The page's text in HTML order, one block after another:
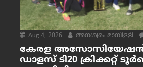
Aug 4, 2026 അനശ്വരം മാമ്പിള്ളി
കേരള
ഡാളസ് ടി20 ക്രിക്കറ്റ്